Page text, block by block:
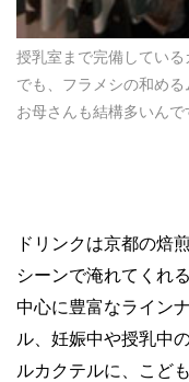
授乳室まで完備してい
でも、フラメシの和め
お母さんも結構多いんで
ドリンクは京都の焙
シーンで淹れてくれ
中心に豊富なライン
ル、妊娠中や授乳中
ルカクテルに、こど